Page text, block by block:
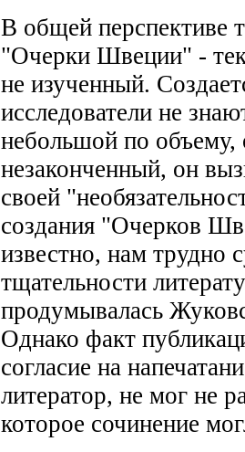
В общей перспективе
"Очерки Швеции" -
не изученный.
исследователи не
небольшой по
незаконченный, он
своей
создания "Очерков
известно, нам трудно
тщательности
продумывалась
Однако факт
согласие на
литератор, не мог не
которое сочинение